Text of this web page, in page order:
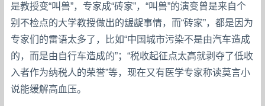
是教授变“叫兽”，专家成“砖家”，“叫兽”的演变曾是来自个
别不检点的大学教授做出的龌龊事情，而“砖家”，都是因为
专家们的雷语太多了，比如“中国城市污染不是由汽车造成
的，而是由自行车造成的”；“税收起征点太高就剥夺了低收
入者作为纳税人的荣誉”等，现在又有医学专家称读莫言小
说能缓解高血压。